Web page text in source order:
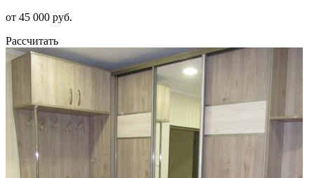
от 45 000 руб.
Рассчитать